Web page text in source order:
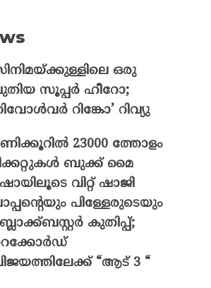
ഒരു
സൂപ്പർ ഹീറോ;
റിങ്കോ’ റിവ്യു
23000 ത്തോളം
ബുക്ക് മൈ
വിറ്റ് ഷാജി
പിള്ളേരുടെയും
കുതിപ്പ്;
“ആട് 3 “